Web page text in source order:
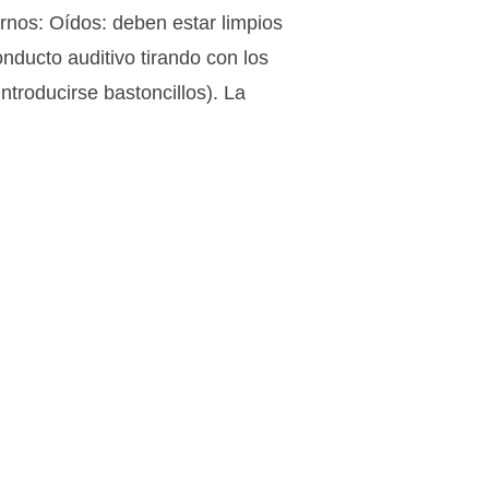
Oídos: deben estar limpios
auditivo tirando con los
bastoncillos). La